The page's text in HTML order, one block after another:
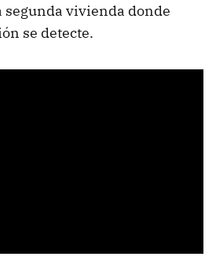
segunda vivienda donde
se detecte.